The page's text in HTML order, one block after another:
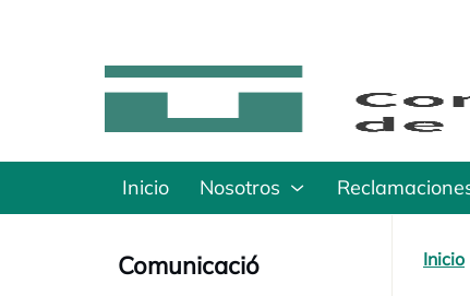
Inicio Nosotros
Comunicació Inicio